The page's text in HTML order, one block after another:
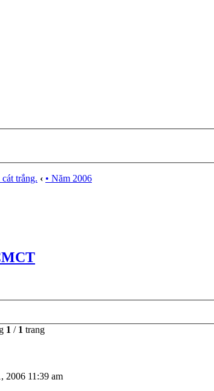
cát trắng. ‹ • Năm 2006
1 / 1 trang
2006 11:39 am